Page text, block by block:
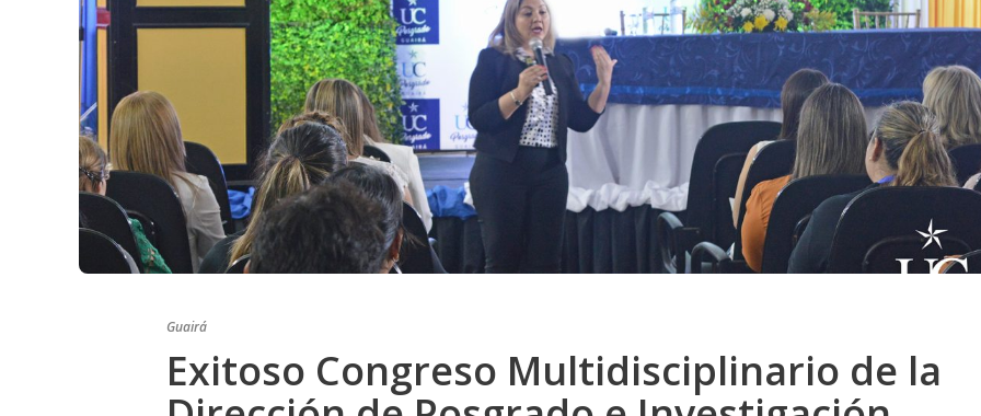
Guairá
Exitoso Congreso Multidisciplinario de la